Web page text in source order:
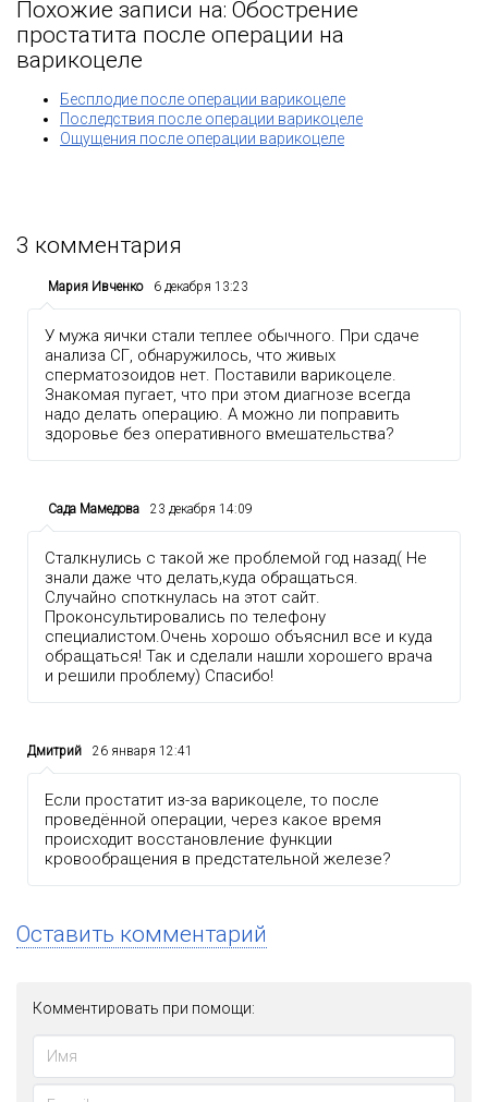
Похожие записи на: Обострение
простатита после операции на
варикоцеле
Бесплодие после операции варикоцеле
Последствия после операции варикоцеле
Ощущения после операции варикоцеле
3 комментария
Мария Ивченко 6 декабря 13:23
У мужа яички стали теплее обычного. При сдаче
анализа СГ, обнаружилось, что живых
сперматозоидов нет. Поставили варикоцеле.
Знакомая пугает, что при этом диагнозе всегда
надо делать операцию. А можно ли поправить
здоровье без оперативного вмешательства?
Сада Мамедова 23 декабря 14:09
Сталкнулись с такой же проблемой год назад( Не
знали даже что делать,куда обращаться.
Случайно споткнулась на этот сайт.
Проконсультировались по телефону
специалистом.Очень хорошо объяснил все и куда
обращаться! Так и сделали нашли хорошего врача
и решили проблему) Спасибо!
Дмитрий 26 января 12:41
Если простатит из-за варикоцеле, то после
проведённой операции, через какое время
происходит восстановление функции
кровообращения в предстательной железе?
Оставить комментарий
Комментировать при помощи: